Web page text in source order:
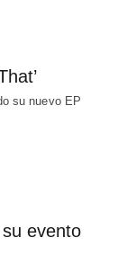
su nuevo EP
evento